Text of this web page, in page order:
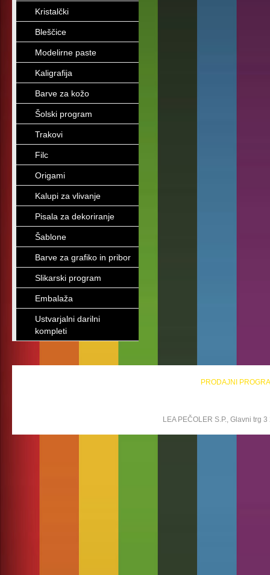
Kristalčki
Bleščice
Modelirne paste
Kaligrafija
Barve za kožo
Šolski program
Trakovi
Filc
Origami
Kalupi za vlivanje
Pisala za dekoriranje
Šablone
Barve za grafiko in pribor
Slikarski program
Embalaža
Ustvarjalni darilni
kompleti
PRODAJNI
LEA PEČOLER S.P., Glavni trg